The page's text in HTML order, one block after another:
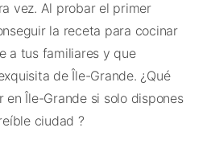
vez. Al probar el primer
la receta para cocinar
a tus familiares y que
de Île-Grande. ¿Qué
en Île-Grande si solo dispones
ciudad ?